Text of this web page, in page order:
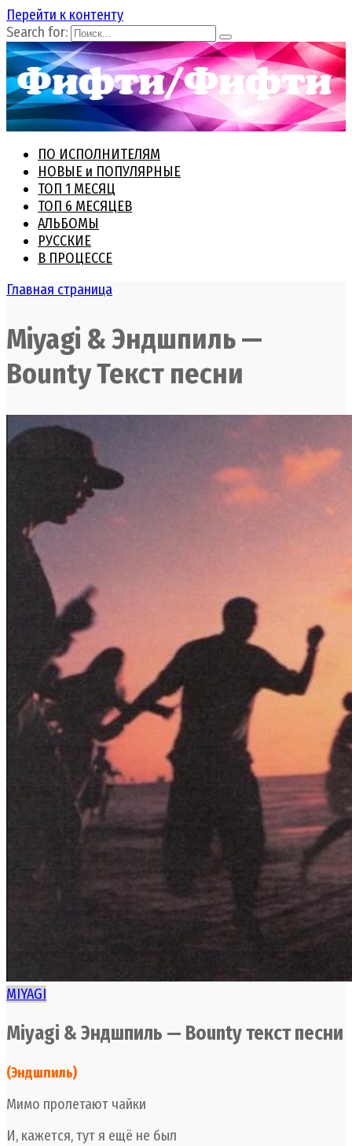
Перейти к контенту
Search for:
ПО ИСПОЛНИТЕЛЯМ
НОВЫЕ и ПОПУЛЯРНЫЕ
ТОП 1 МЕСЯЦ
ТОП 6 МЕСЯЦЕВ
АЛЬБОМЫ
РУССКИЕ
В ПРОЦЕССЕ
Главная страница
Miyagi & Эндшпиль —
Bounty Текст песни
MIYAGI
Miyagi & Эндшпиль — Bounty текст песни
(Эндшпиль)
Мимо пролетают чайки
И, кажется, тут я ещё не был